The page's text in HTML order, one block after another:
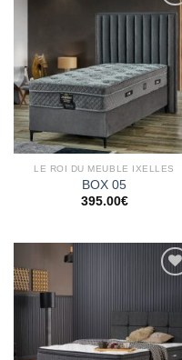
Ajouter
LE ROI DU MEUBLE IXELLES
BOX 05
395.00€
wishlist